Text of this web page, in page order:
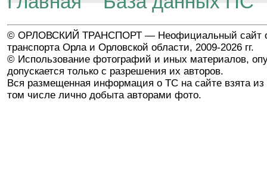
© ОРЛОВСКИЙ ТРАНСПОРТ — Неофициальный сайт
транспорта Орла и Орловской области, 2009-2026 гг.
© Использование фотографий и иных материалов,
допускается только с разрешения их авторов.
Вся размещенная информация о ТС на сайте взята из
том числе лично добыта авторами фото.